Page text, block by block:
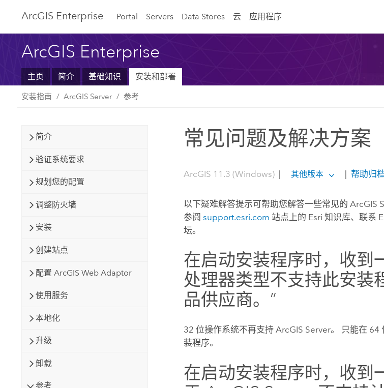
ArcGIS Enterprise Portal Servers Data Stores 云 应用程序
ArcGIS Enterprise
主页 简介 基础知识 安装和部署
安装指南 ArcGIS Server 参考
简介
验证系统要求
规划您的配置
调整防火墙
安装
创建站点
配置 ArcGIS Web Adaptor
使用服务
本地化
升级
卸载
参考
常见问题及解决方案
ArcGIS 11.3 (Windows) | 其他版本 | 帮助归
以下疑难解答提示可帮助您解答一些常见的ArcGIS
参阅support.esri.com 站点上的 Esri 知识库、联系
坛。
在启动安装程序时，收到
处理器类型不支持此安装
品供应商。”
32 位操作系统不再支持ArcGIS Server。 只能在 64
装程序。
在启动安装程序时，收到